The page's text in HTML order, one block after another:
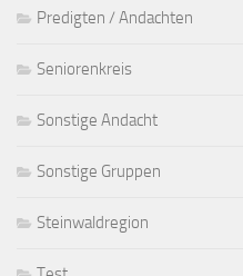
Predigten / Andachten
Seniorenkreis
Sonstige Andacht
Sonstige Gruppen
Steinwaldregion